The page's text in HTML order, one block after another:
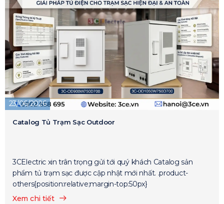
23/06/2026
Catalog Tủ Trạm Sạc Outdoor
3CElectric xin trân trọng gửi tới quý khách Catalog sản
phẩm tủ trạm sạc được cập nhật mới nhất. .product-
others{position:relative;margin-top:50px}
Xem chi tiết